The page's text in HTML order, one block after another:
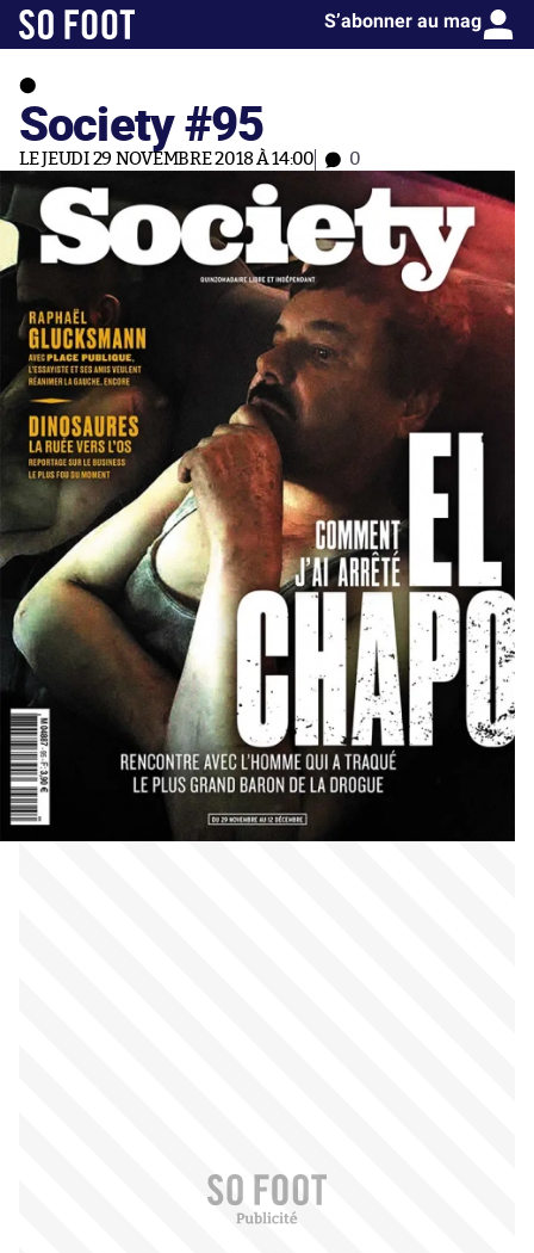
S’abonner au mag
Society #95
LE JEUDI 29 NOVEMBRE 2018 À 14:00 0